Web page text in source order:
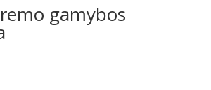
gamybos